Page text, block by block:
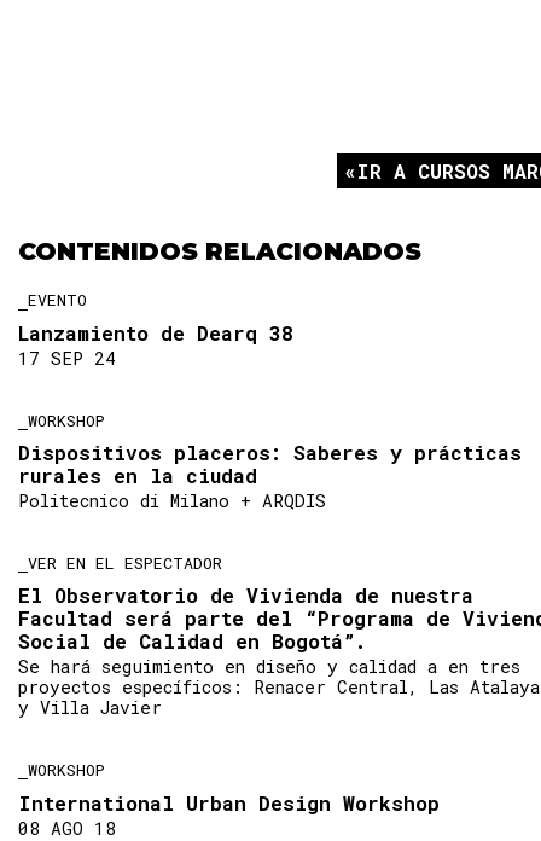
IR A CURSOS
CONTENIDOS RELACIONADOS
EVENTO
Lanzamiento de Dearq 38
17 SEP 24
WORKSHOP
Dispositivos placeros: Saberes y prácticas
rurales en la ciudad
Politecnico di Milano + ARQDIS
VER EN EL ESPECTADOR
El Observatorio de Vivienda de nuestra
Facultad será parte del “Programa de
Social de Calidad en Bogotá”.
Se hará seguimiento en diseño y calidad a en tres
proyectos específicos: Renacer Central, Las
y Villa Javier
WORKSHOP
International Urban Design Workshop
08 AGO 18